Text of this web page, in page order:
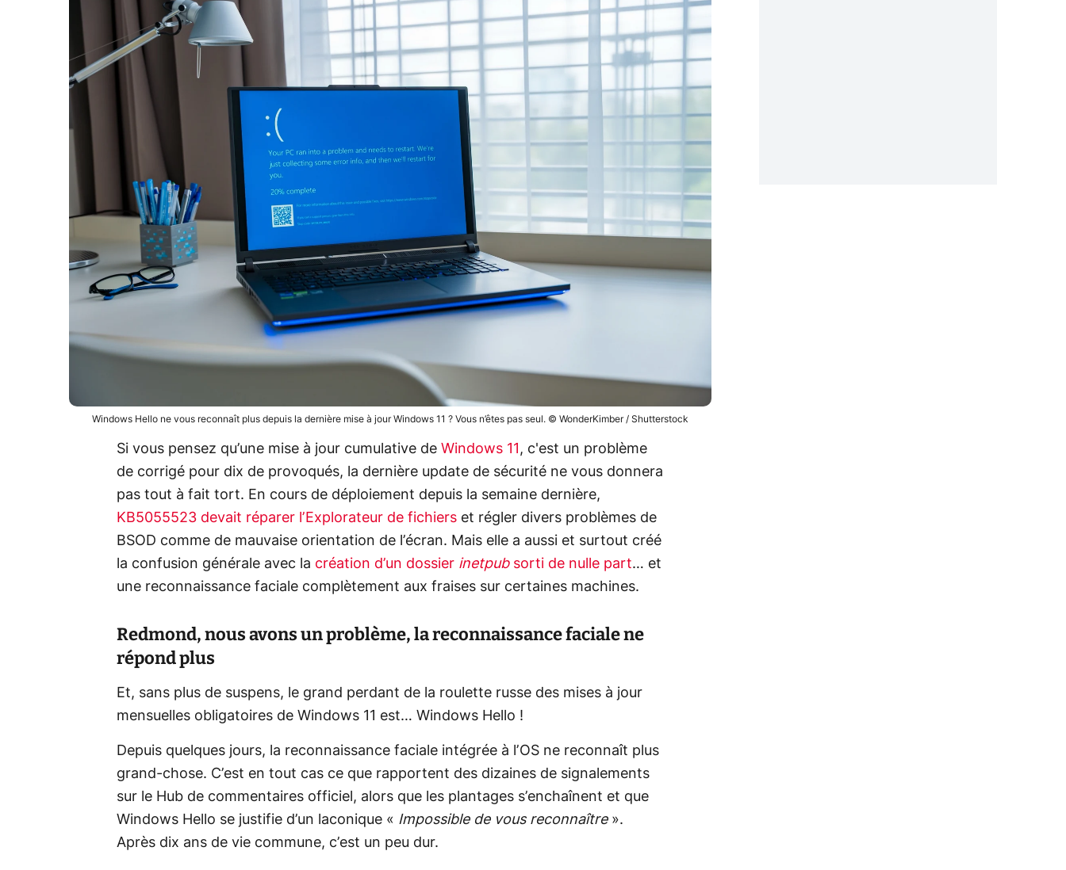
Windows Hello ne vous reconnaît plus depuis la dernière mise à jour Windows 11 ? Vous n’êtes pas seul. © WonderKimber / Shutterstock
Si vous pensez qu’une mise à jour cumulative de Windows 11 , c'est un problème
de corrigé pour dix de provoqués, la dernière update de sécurité ne vous donnera
pas tout à fait tort. En cours de déploiement depuis la semaine dernière,
KB5055523 devait réparer l’Explorateur de fichiers et régler divers problèmes de
BSOD comme de mauvaise orientation de l’écran. Mais elle a aussi et surtout créé
la confusion générale avec la création d’un dossier inetpubsorti de nulle part… et
une reconnaissance faciale complètement aux fraises sur certaines machines.
Redmond, nous avons un problème, la reconnaissance faciale ne
répond plus
Et, sans plus de suspens, le grand perdant de la roulette russe des mises à jour
mensuelles obligatoires de Windows 11 est… Windows Hello !
Depuis quelques jours, la reconnaissance faciale intégrée à l’OS ne reconnaît plus
grand-chose. C’est en tout cas ce que rapportent des dizaines de signalements
sur le Hub de commentaires officiel, alors que les plantages s’enchaînent et que
Windows Hello se justifie d’un laconique « Impossible de vous reconnaître».
Après dix ans de vie commune, c’est un peu dur.